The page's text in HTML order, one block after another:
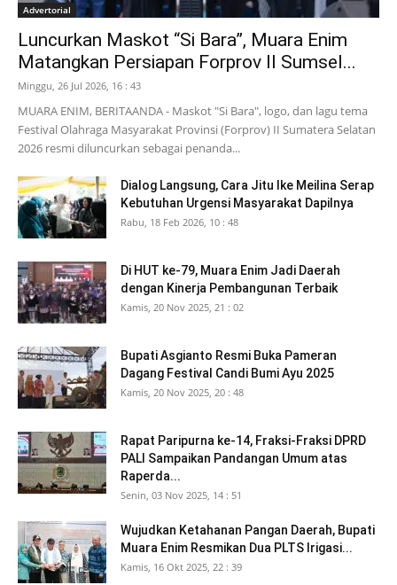
Advertorial
Luncurkan Maskot “Si Bara”, Muara Enim
Matangkan Persiapan Forprov II Sumsel...
Minggu, 26 Jul 2026, 16 : 43
MUARA ENIM, BERITAANDA - Maskot "Si Bara", logo, dan lagu tema
Festival Olahraga Masyarakat Provinsi (Forprov) II Sumatera Selatan
2026 resmi diluncurkan sebagai penanda...
Dialog Langsung, Cara Jitu Ike Meilina Serap
Kebutuhan Urgensi Masyarakat Dapilnya
Rabu, 18 Feb 2026, 10 : 48
Di HUT ke-79, Muara Enim Jadi Daerah
dengan Kinerja Pembangunan Terbaik
Kamis, 20 Nov 2025, 21 : 02
Bupati Asgianto Resmi Buka Pameran
Dagang Festival Candi Bumi Ayu 2025
Kamis, 20 Nov 2025, 20 : 48
Rapat Paripurna ke-14, Fraksi-Fraksi DPRD
PALI Sampaikan Pandangan Umum atas
Raperda...
Senin, 03 Nov 2025, 14 : 51
Wujudkan Ketahanan Pangan Daerah, Bupati
Muara Enim Resmikan Dua PLTS Irigasi...
Kamis, 16 Okt 2025, 22 : 39